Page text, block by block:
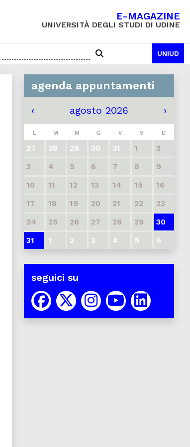
E-MAGAZINE
UNIVERSITÀ DEGLI STUDI DI UDINE
UNIUD
agenda appuntamenti
‹ agosto 2026 ›
L M M G V S D
27 28 29 30 31 1
2
3
4 5 6 7 8
9
10
11 12 13 14 15
16
17
18 19 20 21 22
23
24
25 26 27 28 29
30
31
1 2 3 4 5 6
seguici su